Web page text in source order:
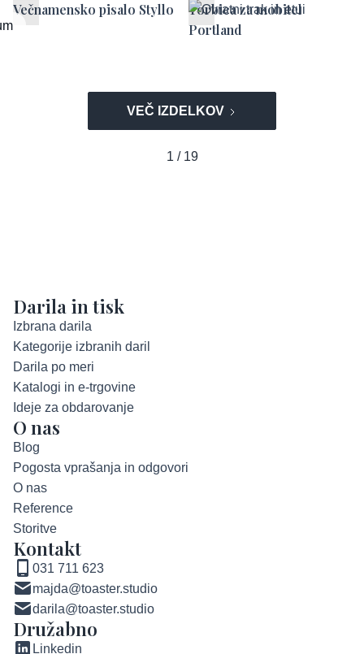
Večnamensko pisalo Styllo
Torbica za mobitel
Portland
VEČ IZDELKOV
1 / 19
Darila in tisk
Izbrana darila
Kategorije izbranih daril
Darila po meri
Katalogi in e-trgovine
Ideje za obdarovanje
O nas
Blog
Pogosta vprašanja in odgovori
O nas
Reference
Storitve
Kontakt
031 711 623
majda@toaster.studio
darila@toaster.studio
Družabno
Linkedin